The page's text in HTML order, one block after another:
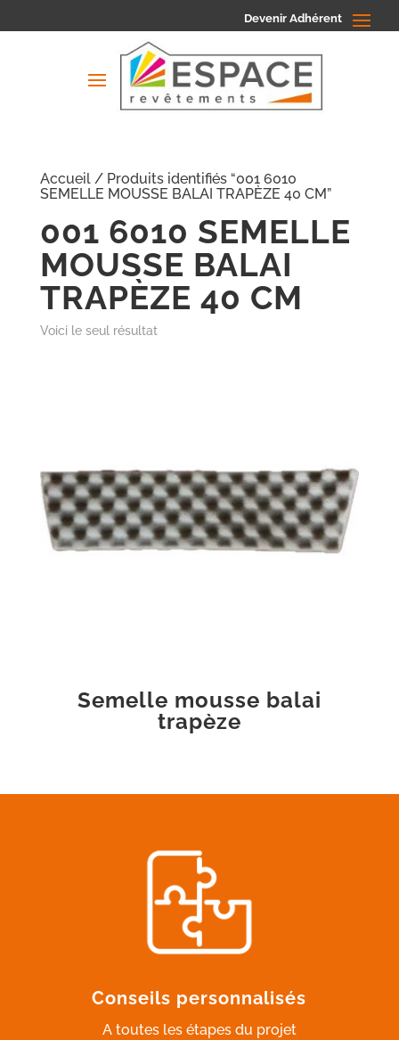
Devenir Adhérent
Accueil/ Produits identifiés “001 6010
SEMELLE MOUSSE BALAI TRAPÈZE 40 CM”
001 6010 SEMELLE
MOUSSE BALAI
TRAPÈZE 40 CM
Voici le seul résultat
Semelle mousse balai
trapèze
Conseils personnalisés
A toutes les étapes du projet